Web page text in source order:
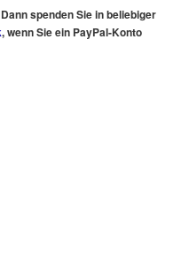
spenden Sie in beliebiger
, wenn Sie ein PayPal-Konto